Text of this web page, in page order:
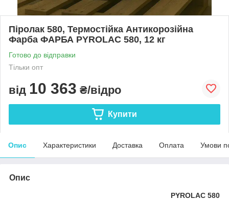
Піролак 580, Термостійка Антикорозійна
Фарба ФАРБА PYROLAC 580, 12 кг
Готово до відправки
Тільки опт
від 10 363 ₴/відро
Купити
Опис Характеристики Доставка Оплата Умови
Опис
PYROLAC 580